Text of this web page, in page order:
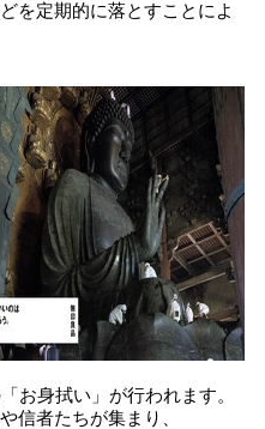
を定期的に落とすことによ
お身拭い」が行われます。
信者たちが集まり、